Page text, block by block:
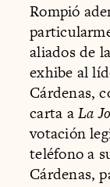
Rompió
aliados de
exhibe al
Cárdenas,
carta aLa
votación
teléfono a
Cárdenas,